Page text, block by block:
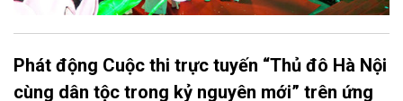
Phát động Cuộc thi trực tuyến “Thủ đô Hà Nội
cùng dân tộc trong kỷ nguyên mới” trên ứng